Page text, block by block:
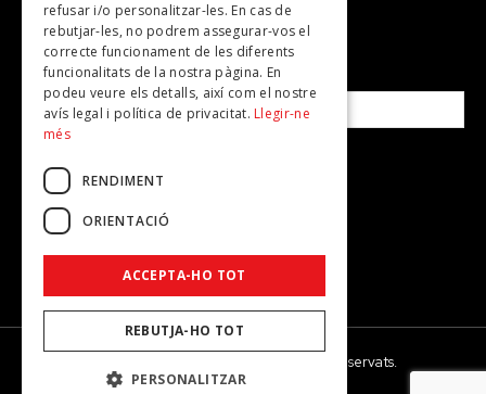
SUBSCRIU-TE A LA NOSTRA NEWSLETTER!
Correu electrònic*
Accepto lapolítica de privacitat
© 2026 - Dona Secret - Tots els drets reservats.
refusar i/o personalitzar-les. En cas de
rebutjar-les, no podrem assegurar-vos el
correcte funcionament de les diferents
funcionalitats de la nostra pàgina. En
podeu veure els detalls, així com el nostre
avís legal i política de privacitat. Llegir-ne
més
RENDIMENT
ORIENTACIÓ
ACCEPTA-HO TOT
REBUTJA-HO TOT
PERSONALITZAR